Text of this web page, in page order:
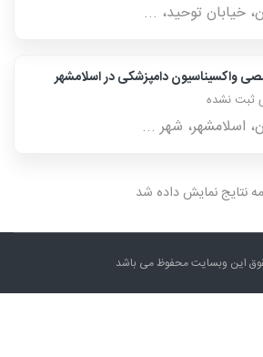
خیابان توحید، ...
واکسیناسیون دامپزشکی در اسلامشهر
ثبت نشده
اسلامشهر، شهر ...
نتایج نمایش داده شد
این وبسایت محفوظ می باشد